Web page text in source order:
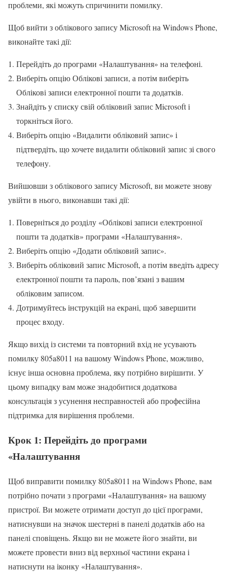
проблеми, які можуть спричинити помилку.
Щоб вийти з облікового запису Microsoft на Windows Phone,
виконайте такі дії:
Перейдіть до програми «Налаштування» на телефоні.
Виберіть опцію Облікові записи, а потім виберіть
Облікові записи електронної пошти та додатків.
Знайдіть у списку свій обліковий запис Microsoft і
торкніться його.
Виберіть опцію «Видалити обліковий запис» і
підтвердіть, що хочете видалити обліковий запис зі свого
телефону.
Вийшовши з облікового запису Microsoft, ви можете знову
увійти в нього, виконавши такі дії:
Поверніться до розділу «Облікові записи електронної
пошти та додатків» програми «Налаштування».
Виберіть опцію «Додати обліковий запис».
Виберіть обліковий запис Microsoft, а потім введіть адресу
електронної пошти та пароль, пов’язані з вашим
обліковим записом.
Дотримуйтесь інструкцій на екрані, щоб завершити
процес входу.
Якщо вихід із системи та повторний вхід не усувають
помилку 805a8011 на вашому Windows Phone, можливо,
існує інша основна проблема, яку потрібно вирішити. У
цьому випадку вам може знадобитися додаткова
консультація з усунення несправностей або професійна
підтримка для вирішення проблеми.
Крок 1: Перейдіть до програми
«Налаштування
Щоб виправити помилку 805a8011 на Windows Phone, вам
потрібно почати з програми «Налаштування» на вашому
пристрої. Ви можете отримати доступ до цієї програми,
натиснувши на значок шестерні в панелі додатків або на
панелі сповіщень. Якщо ви не можете його знайти, ви
можете провести вниз від верхньої частини екрана і
натиснути на іконку «Налаштування».